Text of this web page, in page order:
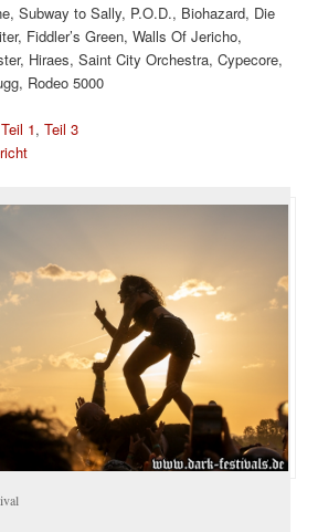
Subway to Sally, P.O.D., Biohazard, Die
Fiddler’s Green, Walls Of Jericho,
Hiraes, Saint City Orchestra, Cypecore,
Rodeo 5000
Teil 1,Teil 3